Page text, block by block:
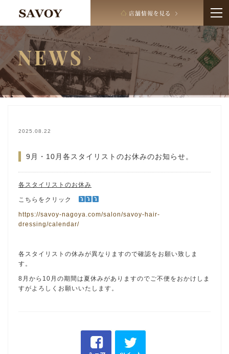
2025.08.22
9月・10月各スタイリストのお休みのお知らせ。
各スタイリストのお休み
こちらをクリック
https://savoy-nagoya.com/salon/savoy-hair-
dressing/calendar/
各スタイリストの休みが異なりますので確認をお願い致しま
す。
8月から10月の期間は夏休みがありますのでご不便をおかけしま
すがよろしくお願いいたします。